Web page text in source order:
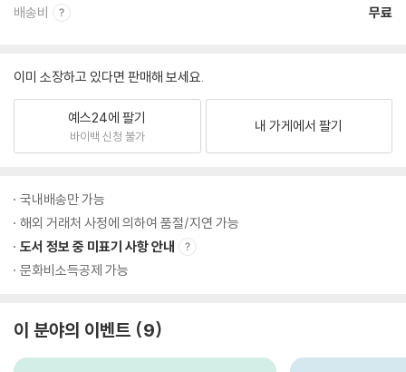
배송비 무료
이미 소장하고 있다면 판매해 보세요.
예스24에 팔기
바이백 신청 불가
내 가게에서 팔기
국내배송만 가능
해외 거래처 사정에 의하여 품절/지연 가능
도서 정보 중 미표기 사항 안내
문화비소득공제 가능
이 분야의 이벤트 9